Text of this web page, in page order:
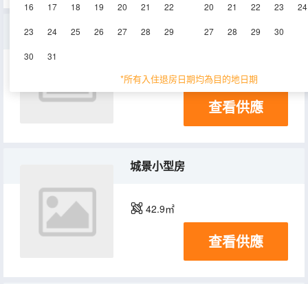
16 17 18 19 20 21 22
23 24 25 26 27 28 29
30 31
20 21 22 23 24
27 28 29 30
*所有入住退房日期均為目的地日期
城景套房
92.5㎡
查看供應
城景小型房
42.9㎡
查看供應